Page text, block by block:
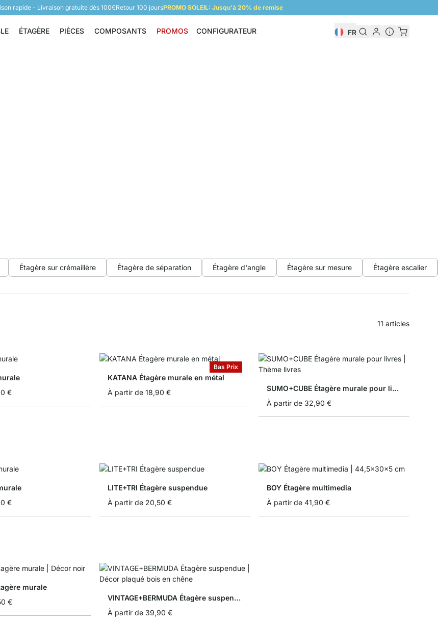
rapide - Livraison gratuite dès 100€Retour 100 joursPROMO SOLEIL: Jusqu'à 20% de remise
Étagère modulable
ÉTAGÈRE
Étagère
PIÈCES
Pièces
COMPOSANTS
Composants
PROMOS CONFIGURATEUR FR
Étagère sur crémaillère Étagère de séparation Étagère d'angle Étagère sur mesure Étagère escalier
11 articles
€
Bas Prix
KATANA Étagère murale en métal
À partir de 18,90 €
SUMO+CUBE Étagère murale pour livres
À partir de 32,90 €
€
LITE+TRI Étagère suspendue
À partir de 20,50 €
BOY Étagère multimedia
À partir de 41,90 €
murale
€
VINTAGE+BERMUDA Étagère suspendue
À partir de 39,90 €